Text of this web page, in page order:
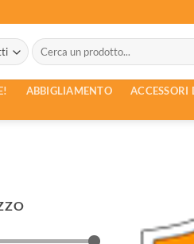
Cerca:
ABBIGLIAMENTO ACCESSORI